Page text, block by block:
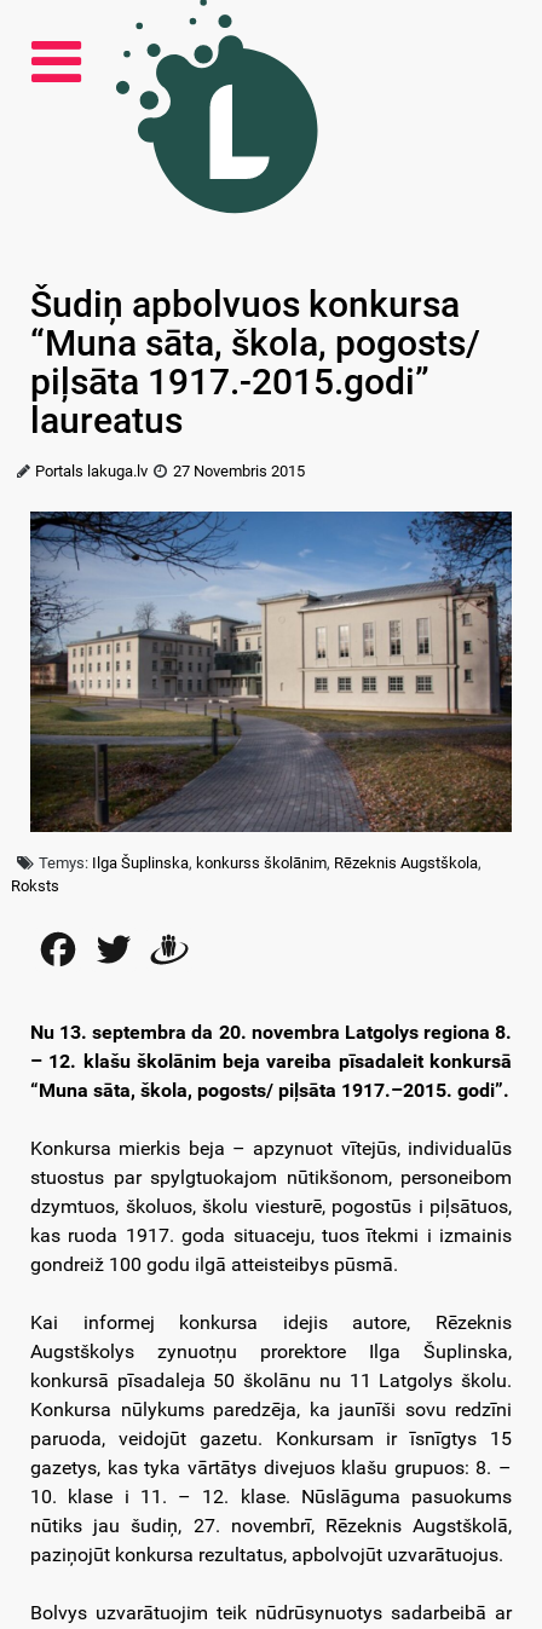
Šudiņ apbolvuos konkursa
“Muna sāta, škola, pogosts/
piļsāta 1917.-2015.godi”
laureatus
Portals lakuga.lv 27 Novembris 2015
Temys: Ilga Šuplinska, konkurss školānim, Rēzeknis Augstškola,
Roksts
FacebookTwitter
Nu 13. septembra da 20. novembra Latgolys regiona 8.
– 12. klašu školānim beja vareiba pīsadaleit konkursā
“Muna sāta, škola, pogosts/ piļsāta 1917.–2015. godi”.
Konkursa mierkis beja – apzynuot vītejūs, individualūs
stuostus par spylgtuokajom nūtikšonom, personeibom
dzymtuos, školuos, školu viesturē, pogostūs i piļsātuos,
kas ruoda 1917. goda situaceju, tuos ītekmi i izmainis
gondreiž 100 godu ilgā atteisteibys pūsmā.
Kai informej konkursa idejis autore, Rēzeknis
Augstškolys zynuotņu prorektore Ilga Šuplinska,
konkursā pīsadaleja 50 školānu nu 11 Latgolys školu.
Konkursa nūlykums paredzēja, ka jaunīši sovu redzīni
paruoda, veidojūt gazetu. Konkursam ir īsnīgtys 15
gazetys, kas tyka vārtātys divejuos klašu grupuos: 8. –
10. klase i 11. – 12. klase. Nūslāguma pasuokums
nūtiks jau šudiņ, 27. novembrī, Rēzeknis Augstškolā,
paziņojūt konkursa rezultatus, apbolvojūt uzvarātuojus.
Bolvys uzvarātuojim teik nūdrūsynuotys sadarbeibā ar